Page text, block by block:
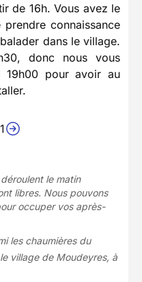
de 16h. Vous avez le
connaissance
dans le village.
donc nous vous
19h00 pour avoir au
le matin
libres. Nous pouvons
occuper vos après-
les chaumières du
village de Moudeyres, à